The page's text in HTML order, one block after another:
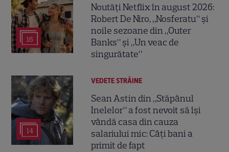
16
Noutăți Netflix în august 2026:
Robert De Niro, „Nosferatu” și
noile sezoane din „Outer
Banks” și „Un veac de
singurătate”
14
VEDETE STRĂINE
Sean Astin din „Stăpânul
Inelelor” a fost nevoit să își
vândă casa din cauza
salariului mic: Câți bani a
primit de fapt